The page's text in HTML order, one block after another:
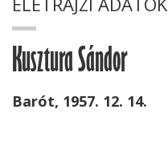
Kusztura Sándor
Barót, 1957. 12. 14.